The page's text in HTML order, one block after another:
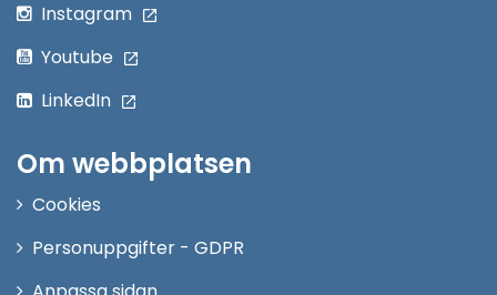
Instagram
Youtube
LinkedIn
Om webbplatsen
Cookies
Personuppgifter - GDPR